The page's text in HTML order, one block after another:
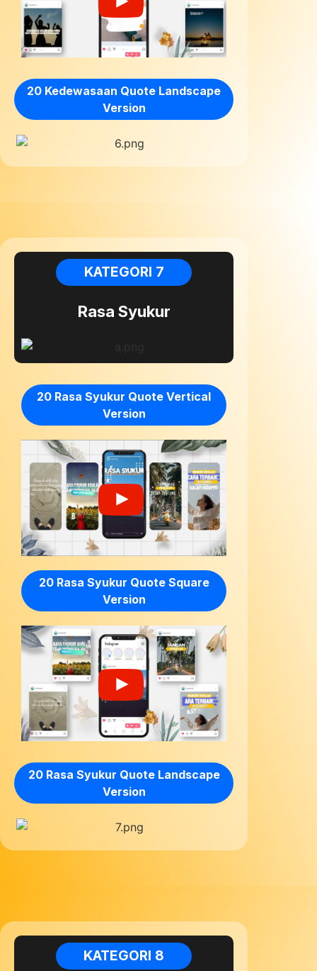
20 Kedewasaan Quote Landscape
Version
KATEGORI 7
Rasa Syukur
20 Rasa Syukur Quote Vertical
Version
20 Rasa Syukur Quote Square
Version
20 Rasa Syukur Quote Landscape
Version
KATEGORI 8